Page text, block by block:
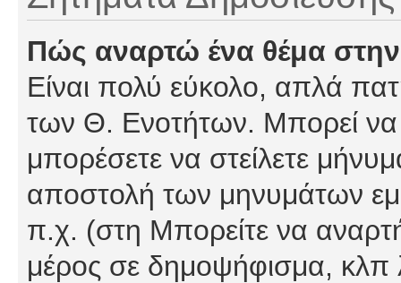
Πώς αναρτώ ένα θέμα
Είναι πολύ εύκολο, απλά
των Θ. Ενοτήτων. Μπορεί να
μπορέσετε να στείλετε
αποστολή των μηνυμάτων
π.χ. (στη Μπορείτε να
μέρος σε δημοψήφισμα, κλπ